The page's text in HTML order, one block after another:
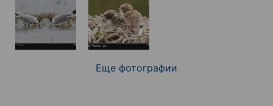
Еще фотографии